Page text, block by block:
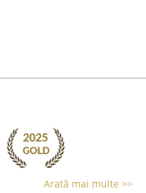
Arată mai multe >>